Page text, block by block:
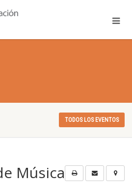
TODOS LOS EVENTOS
Música